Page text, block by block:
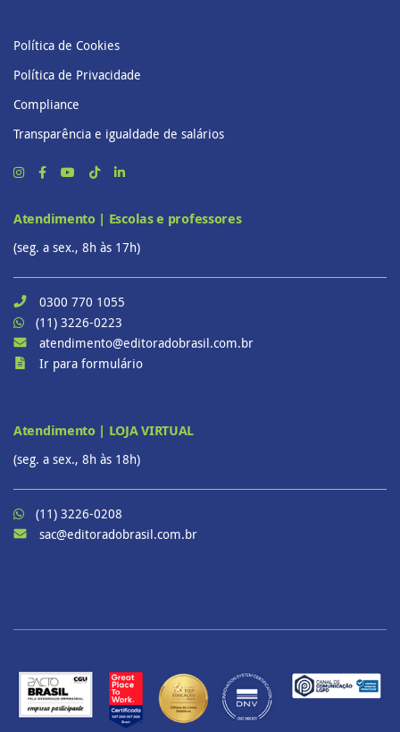
Política de Cookies
Política de Privacidade
Compliance
Transparência e igualdade de salários
Atendimento | Escolas e professores
(seg. a sex., 8h às 17h)
0300 770 1055
(11) 3226-0223
atendimento@editoradobrasil.com.br
Ir para formulário
Atendimento | LOJA VIRTUAL
(seg. a sex., 8h às 18h)
(11) 3226-0208
sac@editoradobrasil.com.br